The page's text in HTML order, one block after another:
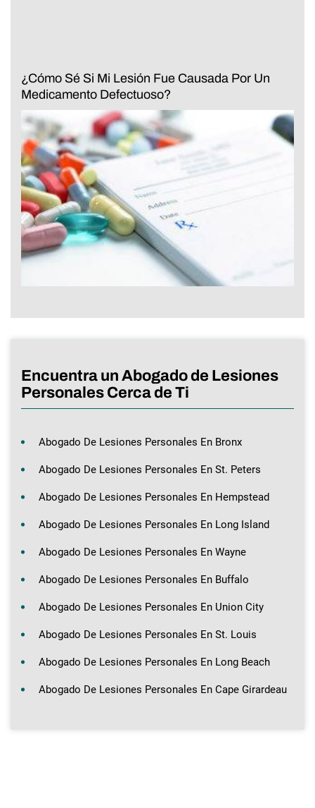
¿Cómo Sé Si Mi Lesión Fue Causada Por Un
Medicamento Defectuoso?
Encuentra un Abogado de Lesiones
Personales Cerca de Ti
Abogado De Lesiones Personales En Bronx
Abogado De Lesiones Personales En St. Peters
Abogado De Lesiones Personales En Hempstead
Abogado De Lesiones Personales En Long Island
Abogado De Lesiones Personales En Wayne
Abogado De Lesiones Personales En Buffalo
Abogado De Lesiones Personales En Union City
Abogado De Lesiones Personales En St. Louis
Abogado De Lesiones Personales En Long Beach
Abogado De Lesiones Personales En Cape Girardeau